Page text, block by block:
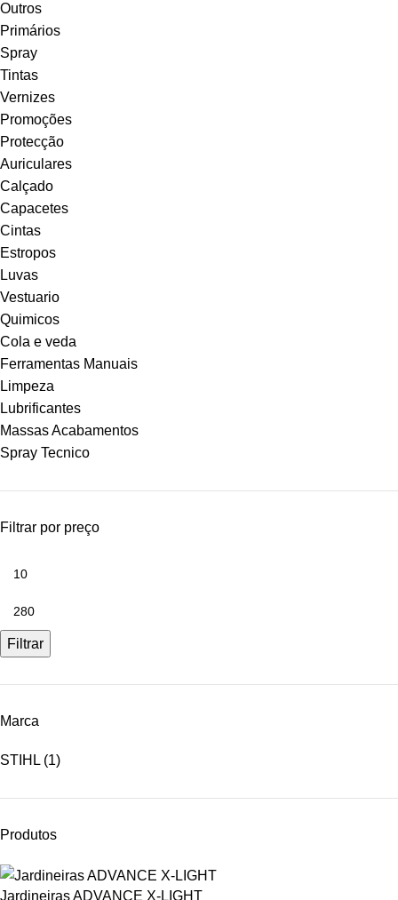
Outros
Primários
Spray
Tintas
Vernizes
Promoções
Protecção
Auriculares
Calçado
Capacetes
Cintas
Estropos
Luvas
Vestuario
Quimicos
Cola e veda
Ferramentas Manuais
Limpeza
Lubrificantes
Massas Acabamentos
Spray Tecnico
Filtrar por preço
Filtrar
Marca
STIHL (1)
Produtos
Jardineiras ADVANCE X-LIGHT